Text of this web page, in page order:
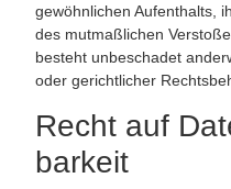
gewöhnlichen Aufenthalts,
des mutmaßlichen
besteht unbeschadet
oder gerichtlicher
Recht auf
barkeit